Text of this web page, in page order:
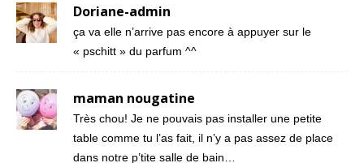
Doriane-admin
ça va elle n’arrive pas encore à appuyer sur le
« pschitt » du parfum ^^
maman nougatine
Très chou! Je ne pouvais pas installer une petite
table comme tu l’as fait, il n’y a pas assez de place
dans notre p’tite salle de bain…